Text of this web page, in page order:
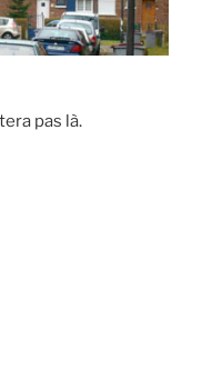
pas là.